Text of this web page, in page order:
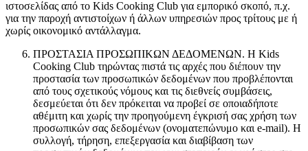
ιστοσελίδας από το Kids Cooking Club για εμπορικό σκοπό, π.χ.
για την παροχή αντιστοίχων ή άλλων υπηρεσιών προς τρίτους με ή
χωρίς οικονομικό αντάλλαγμα.
ΠΡΟΣΤΑΣΙΑ ΠΡΟΣΩΠΙΚΩΝ ΔΕΔΟΜΕΝΩΝ. Η Kids
Cooking Club τηρώντας πιστά τις αρχές που διέπουν την
προστασία των προσωπικών δεδομένων που προβλέπονται
από τους σχετικούς νόμους και τις διεθνείς συμβάσεις,
δεσμεύεται ότι δεν πρόκειται να προβεί σε οποιαδήποτε
αθέμιτη και χωρίς την προηγούμενη έγκρισή σας χρήση των
προσωπικών σας δεδομένων (ονοματεπώνυμο και e-mail). H
συλλογή, τήρηση, επεξεργασία και διαβίβαση των